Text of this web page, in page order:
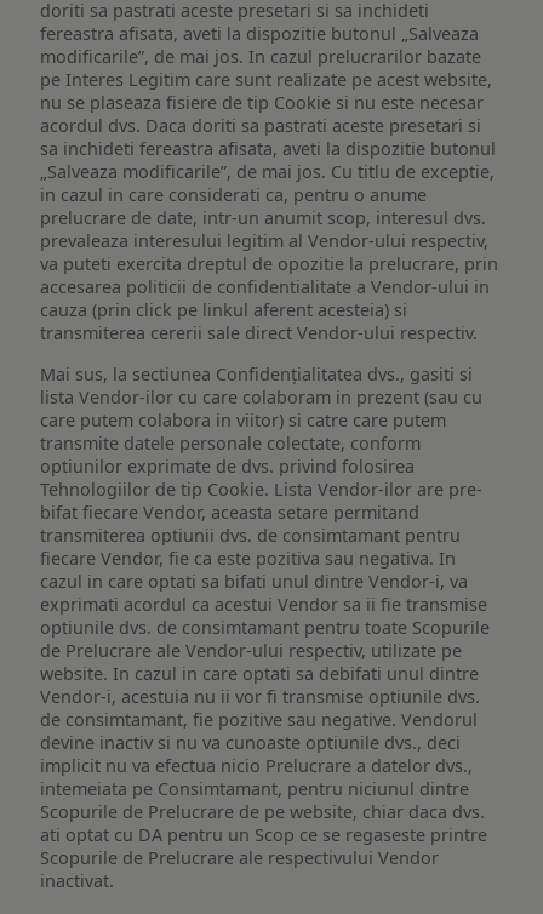
doriti sa pastrati aceste presetari si sa inchideti
fereastra afisata, aveti la dispozitie butonul „Salveaza
modificarile”, de mai jos. In cazul prelucrarilor bazate
pe Interes Legitim care sunt realizate pe acest website,
nu se plaseaza fisiere de tip Cookie si nu este necesar
acordul dvs. Daca doriti sa pastrati aceste presetari si
sa inchideti fereastra afisata, aveti la dispozitie butonul
„Salveaza modificarile”, de mai jos. Cu titlu de exceptie,
in cazul in care considerati ca, pentru o anume
prelucrare de date, intr-un anumit scop, interesul dvs.
prevaleaza interesului legitim al Vendor-ului respectiv,
va puteti exercita dreptul de opozitie la prelucrare, prin
accesarea politicii de confidentialitate a Vendor-ului in
cauza (prin click pe linkul aferent acesteia) si
transmiterea cererii sale direct Vendor-ului respectiv.
Mai sus, la sectiunea Confidențialitatea dvs., gasiti si
lista Vendor-ilor cu care colaboram in prezent (sau cu
care putem colabora in viitor) si catre care putem
transmite datele personale colectate, conform
optiunilor exprimate de dvs. privind folosirea
Tehnologiilor de tip Cookie. Lista Vendor-ilor are pre-
bifat fiecare Vendor, aceasta setare permitand
transmiterea optiunii dvs. de consimtamant pentru
fiecare Vendor, fie ca este pozitiva sau negativa. In
cazul in care optati sa bifati unul dintre Vendor-i, va
exprimati acordul ca acestui Vendor sa ii fie transmise
optiunile dvs. de consimtamant pentru toate Scopurile
de Prelucrare ale Vendor-ului respectiv, utilizate pe
website. In cazul in care optati sa debifati unul dintre
Vendor-i, acestuia nu ii vor fi transmise optiunile dvs.
de consimtamant, fie pozitive sau negative. Vendorul
devine inactiv si nu va cunoaste optiunile dvs., deci
implicit nu va efectua nicio Prelucrare a datelor dvs.,
intemeiata pe Consimtamant, pentru niciunul dintre
Scopurile de Prelucrare de pe website, chiar daca dvs.
ati optat cu DA pentru un Scop ce se regaseste printre
Scopurile de Prelucrare ale respectivului Vendor
inactivat.